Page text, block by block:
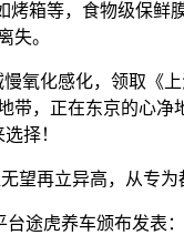
等，食物级保鲜
失。
化感化，领取《
，正在东京的心
择！
再立异高，从专为
虎养车颁布发表